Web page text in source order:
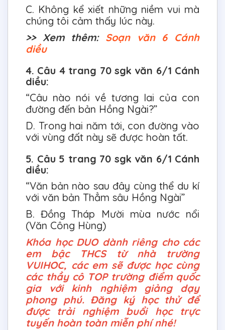
C. Không kể xiết những niềm vui mà
chúng tôi cảm thấy lúc này.
>> Xem thêm: Soạn văn 6 Cánh
diều
4. Câu 4 trang 70 sgk văn 6/1 Cánh
diều:
“Câu nào nói về tương lai của con
đường đến bản Hồng Ngài?”
D. Trong hai năm tới, con đường vào
với vùng đất này sẽ được hoàn tất.
5. Câu 5 trang 70 sgk văn 6/1 Cánh
diều:
“Văn bản nào sau đây cùng thể du kí
với văn bản Thẳm sâu Hồng Ngài”
B. Đồng Tháp Mười mùa nước nổi
(Văn Công Hùng)
Khóa học DUO dành riêng cho các
em bậc THCS từ nhà trường
VUIHOC, các em sẽ được học cùng
các thầy cô TOP trường điểm quốc
gia với kinh nghiệm giảng dạy
phong phú. Đăng ký học thử để
được trải nghiệm buổi học trực
tuyến hoàn toàn miễn phí nhé!